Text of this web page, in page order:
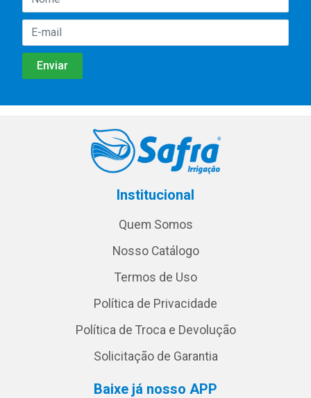
Institucional
Quem Somos
Nosso Catálogo
Termos de Uso
Política de Privacidade
Política de Troca e Devolução
Solicitação de Garantia
Baixe já nosso APP